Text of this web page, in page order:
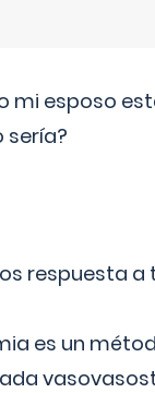
mi esposo
respuesta a
es un